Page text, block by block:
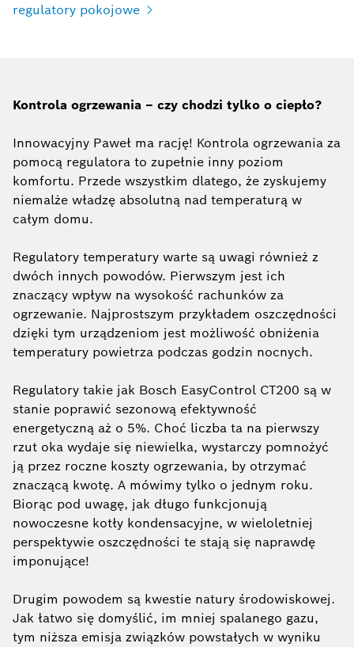
regulatory pokojowe
Kontrola ogrzewania – czy chodzi tylko o ciepło?
Innowacyjny Paweł ma rację! Kontrola ogrzewania za
pomocą regulatora to zupełnie inny poziom
komfortu. Przede wszystkim dlatego, że zyskujemy
niemalże władzę absolutną nad temperaturą w
całym domu.
Regulatory temperatury warte są uwagi również z
dwóch innych powodów. Pierwszym jest ich
znaczący wpływ na wysokość rachunków za
ogrzewanie. Najprostszym przykładem oszczędności
dzięki tym urządzeniom jest możliwość obniżenia
temperatury powietrza podczas godzin nocnych.
Regulatory takie jak Bosch EasyControl CT200 są w
stanie poprawić sezonową efektywność
energetyczną aż o 5%. Choć liczba ta na pierwszy
rzut oka wydaje się niewielka, wystarczy pomnożyć
ją przez roczne koszty ogrzewania, by otrzymać
znaczącą kwotę. A mówimy tylko o jednym roku.
Biorąc pod uwagę, jak długo funkcjonują
nowoczesne kotły kondensacyjne, w wieloletniej
perspektywie oszczędności te stają się naprawdę
imponujące!
Drugim powodem są kwestie natury środowiskowej.
Jak łatwo się domyślić, im mniej spalanego gazu,
tym niższa emisja związków powstałych w wyniku